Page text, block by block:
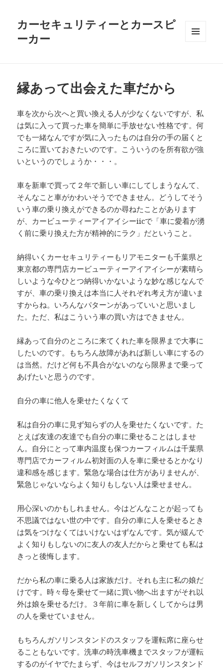
カーセキュリティーとカースピ
ーカー
縁あって出会えた車だから
車を次から次へと買い換える人が少なくないですが、私
は気に入って買った車を簡単に手放せない性格です。何
でも一緒なんですが気に入ったものは自分の手の届くと
ころに置いておきたいのです。こういうのを所有欲が強
いというのでしょうか・・・。
車を新車で買って２年で新しい車にしてしまうなんて、
そんなこと車がかわいそうでできません。どうしてそう
いう車の乗り換えができるのか尋ねたことがあります
が、カービューティーアイアイシーiicで「車に愛着が湧
く前に乗り換えた方が精神的にラク」だということ。
納得いくカーセキュリティーもリアモニターも千葉県と
東京都の専門店カービューティーアイアイシーが素晴ら
しいような今ひとつ納得いかないような妙な感じなんで
すが、車の乗り換えは本当に人それぞれ考え方が違いま
すからね。いろんなパターンがあっていいと思いまし
た。ただ、私はこういう車の買い方はできません。
縁あって自分のところに来てくれた車を限界まで大事に
したいのです。もちろん故障があれば新しい車にするの
は当然。だけど何も不具合がないのなら限界まで乗って
あげたいと思うのです。
自分の車に他人を乗せたくなくて
私は自分の車に見ず知らずの人を乗せたくないです。た
とえば友達の友達でも自分の車に乗せることはしませ
ん。自分にとって車内温度も保つカーフィルムは千葉県
専門店でカーフィルム初対面の人を車に乗せるとかなり
違和感を感じます。緊急な場合は仕方がありませんが、
緊急じゃないならよく知りもしない人は乗せません。
用心深いのかもしれません。今はどんなことが起っても
不思議ではない世の中です。自分の車に人を乗せるとき
は気をつけなくてはいけないはずなんです。気が緩んで
よく知りもしないのに友人の友人だからと乗せても私は
きっと後悔します。
だから私の車に乗る人は家族だけ。それも主に私の娘だ
けです。時々母を乗せて一緒に買い物へ出ますがそれ以
外は娘を乗せるだけ。３年前に車を新しくしてからは男
の人を乗せていません。
もちろんガソリンスタンドのスタッフを運転席に座らせ
ることもないです。洗車の時洗車機までスタッフが運転
するのがイヤでたまらず、今はセルフガソリンスタンド